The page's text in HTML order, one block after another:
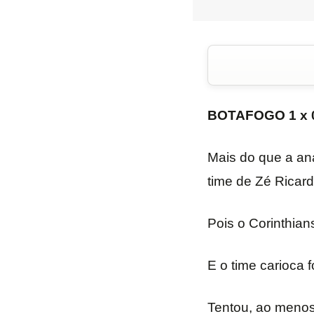
BOTAFOGO 1 x
Mais do que a
time de Zé
Pois o
E o time carioca
Tentou, ao